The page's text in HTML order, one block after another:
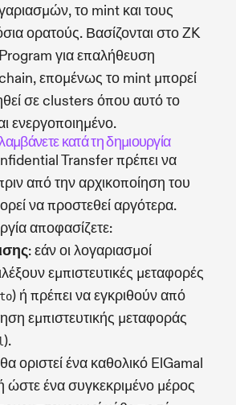
το mint και τους
ορατούς. Βασίζονται στο ZK
για επαλήθευση
επομένως το mint μπορεί
σε clusters όπου αυτό το
ενεργοποιημένο.
κατά τη δημιουργία
Transfer πρέπει να
από την αρχικοποίηση του
να προστεθεί αργότερα.
αποφασίζετε:
: εάν οι λογαριασμοί
εμπιστευτικές μεταφορές
) ή πρέπει να εγκριθούν από
εμπιστευτικής μεταφοράς
).
οριστεί ένα καθολικό ElGamal
ώστε ένα συγκεκριμένο μέρος